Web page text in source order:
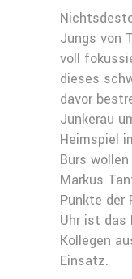
Jungs von
voll
dieses
davor
Junkerau
Heimspiel
Bürs
Markus
Punkte der
Uhr ist das
Kollegen
Einsatz.